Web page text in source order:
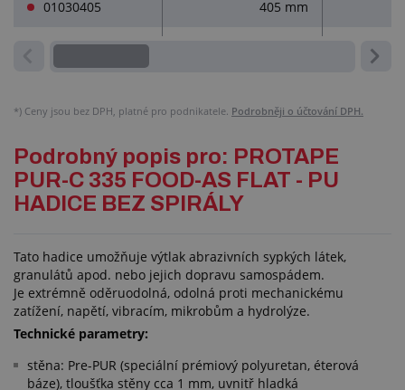
01030405 405 mm
*) Ceny jsou bez DPH, platné pro podnikatele. Podrobněji o účtování DPH.
Podrobný popis pro: PROTAPE
PUR-C 335 FOOD-AS FLAT - PU
HADICE BEZ SPIRÁLY
Tato hadice umožňuje výtlak abrazivních sypkých látek,
granulátů apod. nebo jejich dopravu samospádem.
Je extrémně oděruodolná, odolná proti mechanickému
zatížení, napětí, vibracím, mikrobům a hydrolýze.
Technické parametry:
stěna: Pre-PUR (speciální prémiový polyuretan, éterová
báze), tloušťka stěny cca 1 mm, uvnitř hladká